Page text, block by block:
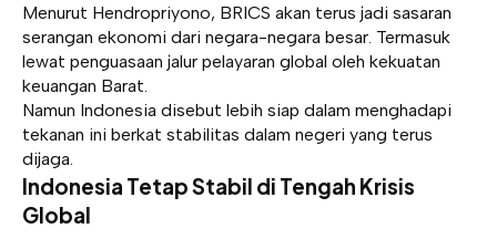
Menurut Hendropriyono, BRICS akan terus jadi sasaran
serangan ekonomi dari negara-negara besar . Termasuk
lewat penguasaan jalur pelayaran global oleh kekuatan
keuangan Barat.
Namun Indonesia disebut lebih siap dalam menghadapi
tekanan ini berkat stabilitas dalam negeri yang terus
dijaga.
Indonesia Tetap Stabil di Tengah Krisis
Global